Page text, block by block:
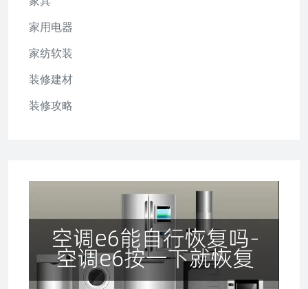
家用电器
家纺软装
装修建材
装修攻略